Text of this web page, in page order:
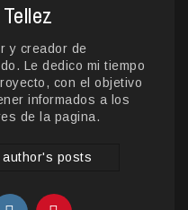
y creador de
Le dedico mi tiempo
con el objetivo
informados a los
de la pagina.
author's posts